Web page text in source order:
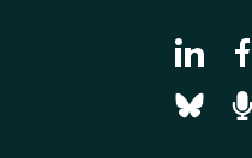
Aller
Aller